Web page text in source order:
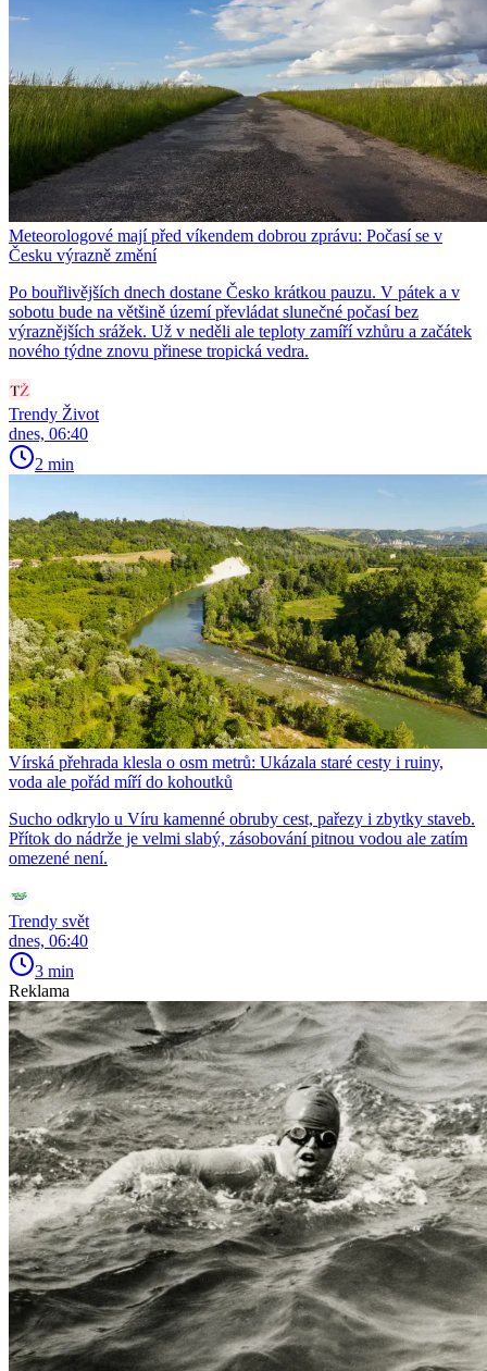
Meteorologové mají před víkendem dobrou zprávu: Počasí se v
Česku výrazně změní
Po bouřlivějších dnech dostane Česko krátkou pauzu. V pátek a v
sobotu bude na většině území převládat slunečné počasí bez
výraznějších srážek. Už v neděli ale teploty zamíří vzhůru a začátek
nového týdne znovu přinese tropická vedra.
Trendy Život
dnes, 06:40
2 min
Vírská přehrada klesla o osm metrů: Ukázala staré cesty i ruiny,
voda ale pořád míří do kohoutků
Sucho odkrylo u Víru kamenné obruby cest, pařezy i zbytky staveb.
Přítok do nádrže je velmi slabý, zásobování pitnou vodou ale zatím
omezené není.
Trendy svět
dnes, 06:40
3 min
Reklama